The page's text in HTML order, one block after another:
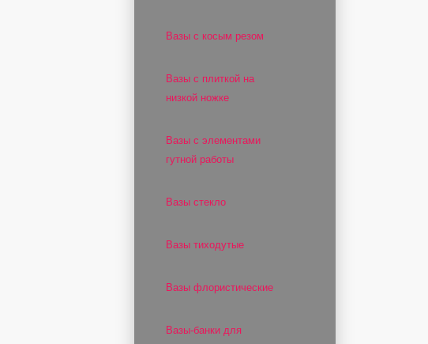
Вазы с косым резом
Вазы с плиткой на
низкой ножке
Вазы с элементами
гутной работы
Вазы стекло
Вазы тиходутые
Вазы флористические
Вазы-банки для